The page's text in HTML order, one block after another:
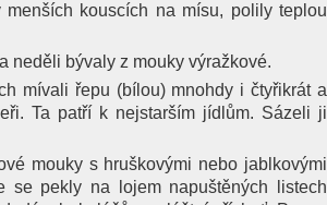
kouscích na mísu, polily teplou
neděli bývaly z mouky výražkové.
mívali řepu (bílou) mnohdy i čtyřikrát a
Ta patří k nejstarším jídlům. Sázeli ji
mouky s hruškovými nebo jablkovými
se pekly na lojem napuštěných listech